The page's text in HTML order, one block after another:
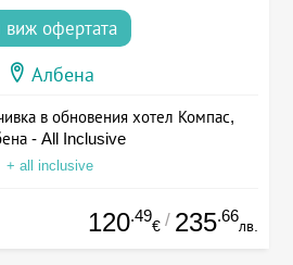
виж офертата
Албена
в обновения хотел Компас,
- All Inclusive
+ all inclusive
120.49
€ / 235.66
лв.